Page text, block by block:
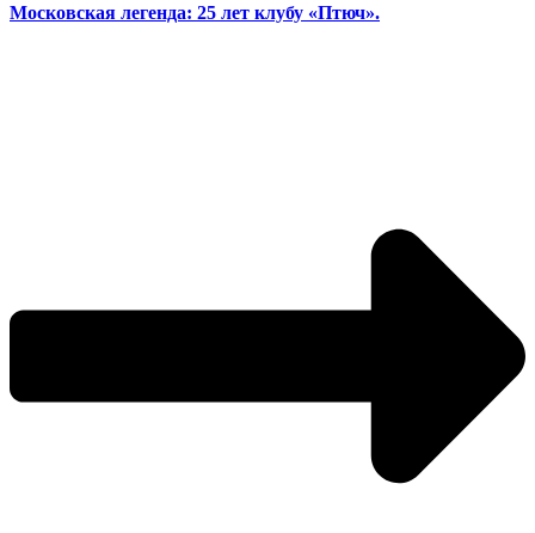
Московская легенда: 25 лет клубу «Птюч».